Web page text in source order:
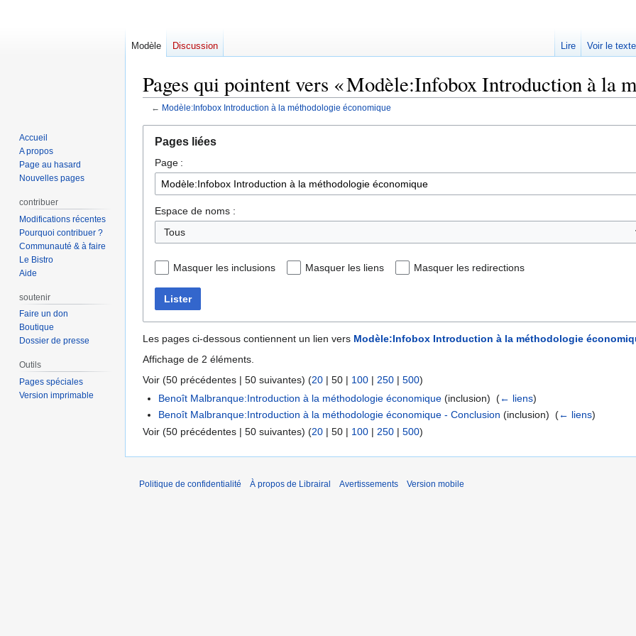
Pages qui pointent vers « Modèle:Infobox Introduction à la
← Modèle:Infobox Introduction à la méthodologie économique
navigation
recherche
Pages liées
Page :
Espace de noms :
Tous
Masquer les inclusions Masquer les liens Masquer les redirections
Lister
Les pages ci-dessous contiennent un lien vers Modèle:Infobox Introduction à la méthodologie
Affichage de 2 éléments.
Voir (50 précédentes | 50 suivantes) (20 | 50 | 100 | 250 | 500)
Benoît Malbranque:Introduction à la méthodologie économique (inclusion) ‎(← liens)
Benoît Malbranque:Introduction à la méthodologie économique - Conclusion (inclusion) ‎(← liens)
Voir (50 précédentes | 50 suivantes) (20 | 50 | 100 | 250 | 500)
Modèle Discussion Lire Voir le
Accueil
A propos
Page au hasard
Nouvelles pages
contribuer
Modifications récentes
Pourquoi contribuer ?
Communauté & à faire
Le Bistro
Aide
soutenir
Faire un don
Boutique
Dossier de presse
Outils
Pages spéciales
Version imprimable
Politique de confidentialité À propos de Librairal Avertissements Version mobile